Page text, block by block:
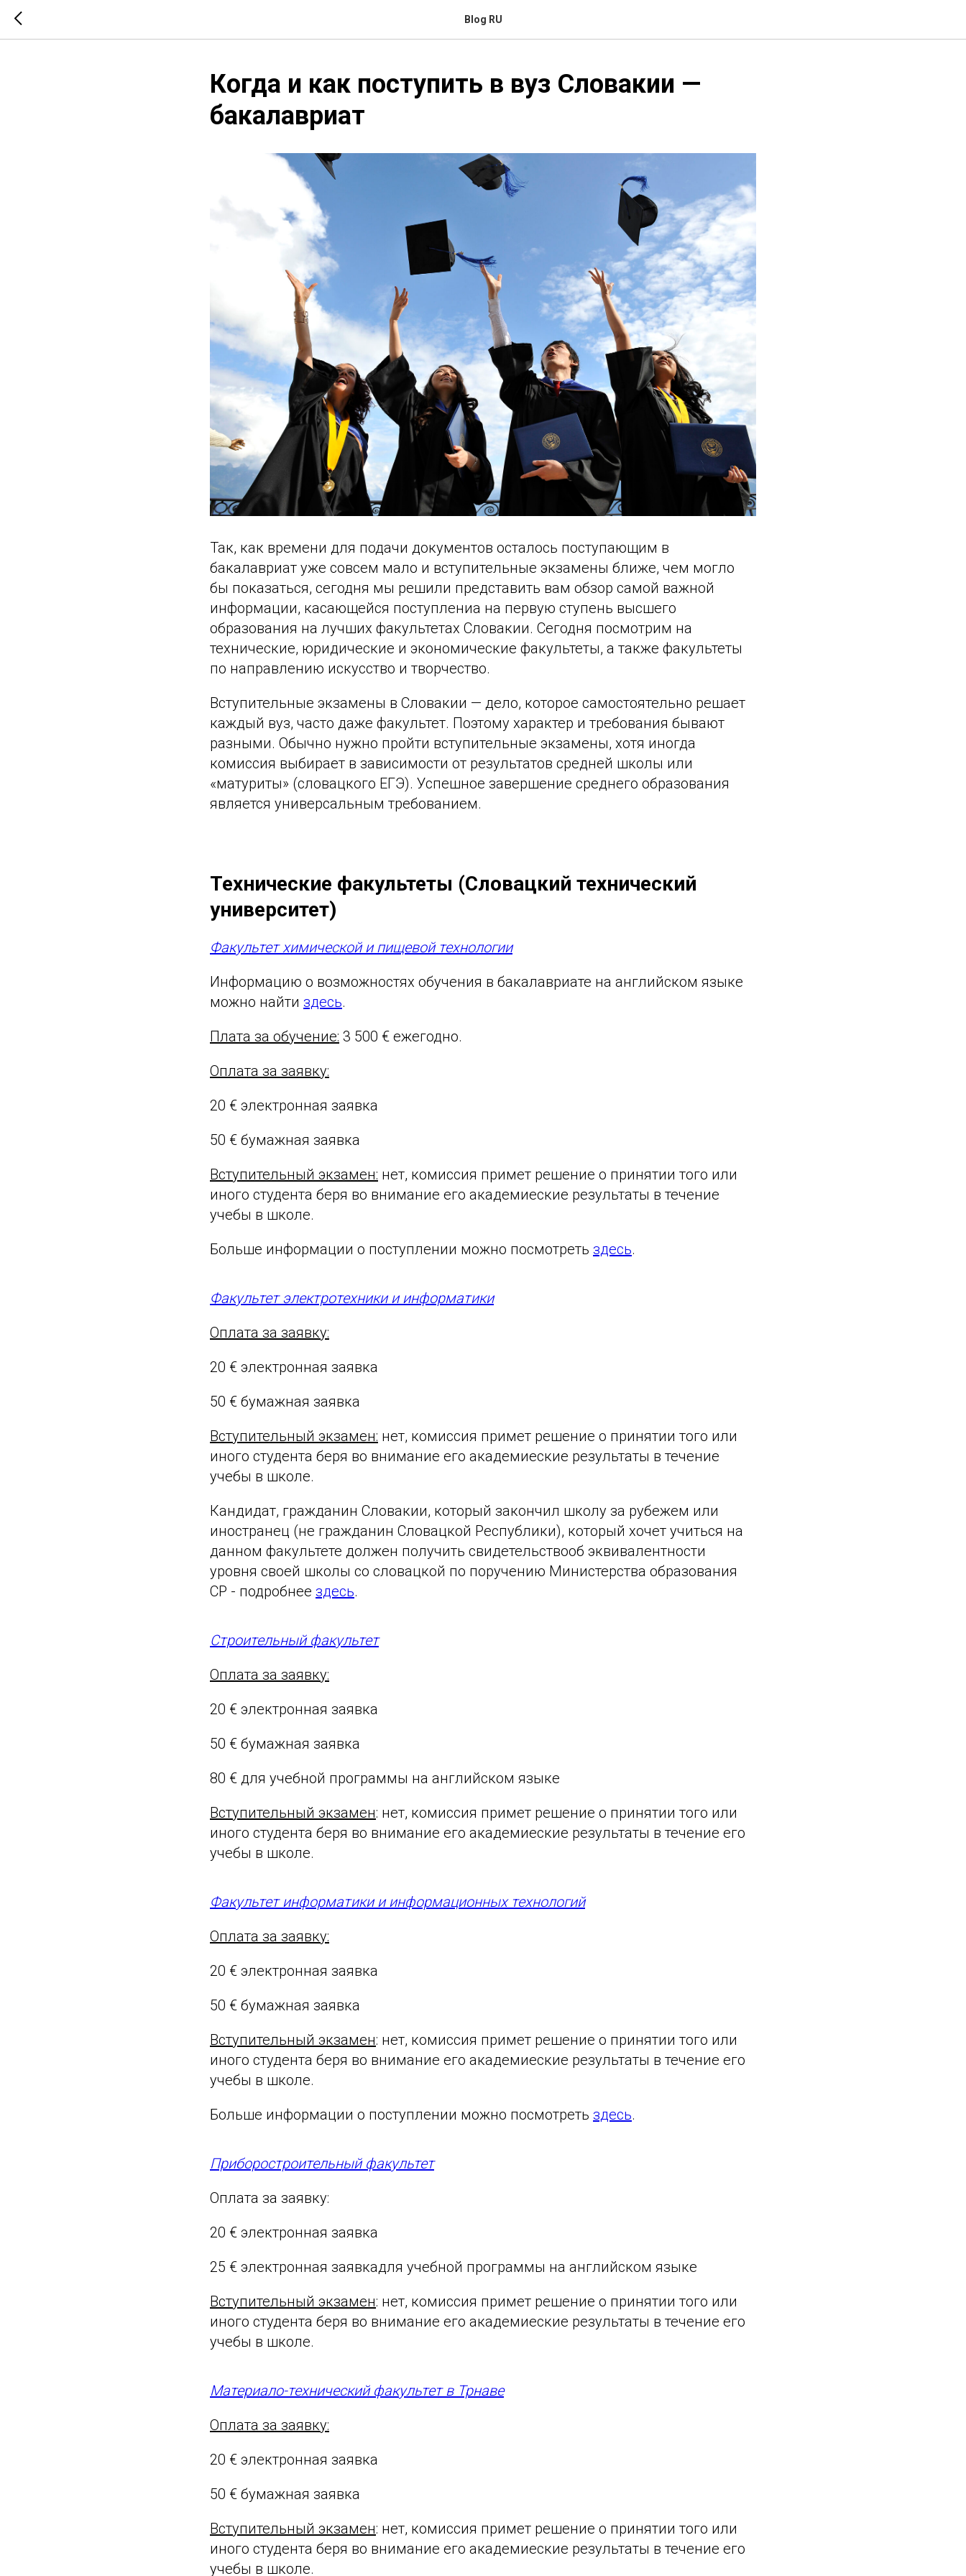
Blog RU
Когда и как поступить в вуз Словакии —
бакалавриат
Так, как времени для подачи документов осталось поступающим в
бакалавриат уже совсем мало и вступительные экзамены ближе, чем могло
бы показаться, сегодня мы решили представить вам обзор самой важной
информации, касающейся поступлениа на первую ступень высшего
образования на лучших факультетах Словакии. Сегодня посмотрим на
технические, юридические и экономические факультеты, а также факультеты
по направлению искусство и творчество.
Вступительные экзамены в Словакии — дело, которое самостоятельно решает
каждый вуз, часто даже факультет. Поэтому характер и требования бывают
разными. Обычно нужно пройти вступительные экзамены, хотя иногда
комиссия выбирает в зависимости от результатов средней школы или
«матуриты» (словацкого ЕГЭ). Успешное завершение среднего образования
является универсальным требованием.
Технические факультеты (Словацкий технический
университет)
Факультет химической и пищевой технологии
Информацию о возможностях обучения в бакалавриате на английском языке
можно найти здесь.
Плата за обучение: 3 500 € ежегодно.
Оплата за заявку:
20 € электронная заявка
50 € бумажная заявка
Вступительный экзамен: нет, комиссия примет решение о принятии того или
иного студента беря во внимание его академиеские результаты в течение
учебы в школе.
Больше информации о поступлении можно посмотреть здесь.
Факультет электротехники и информатики
Оплата за заявку:
20 € электронная заявка
50 € бумажная заявка
Вступительный экзамен: нет, комиссия примет решение о принятии того или
иного студента беря во внимание его академиеские результаты в течение
учебы в школе.
Кандидат, гражданин Словакии, который закончил школу за рубежем или
иностранец (не гражданин Словацкой Республики), который хочет учиться на
данном факультете должен получить свидетельствооб эквивалентности
уровня своей школы со словацкой по поручению Министерства образования
СР - подробнее здесь.
Строительный факультет
Оплата за заявку:
20 € электронная заявка
50 € бумажная заявка
80 € для учебной программы на английском языке
Вступительный экзамен: нет, комиссия примет решение о принятии того или
иного студента беря во внимание его академиеские результаты в течение его
учебы в школе.
Факультет информатики и информационных технологий
Оплата за заявку:
20 € электронная заявка
50 € бумажная заявка
Вступительный экзамен: нет, комиссия примет решение о принятии того или
иного студента беря во внимание его академиеские результаты в течение его
учебы в школе.
Больше информации о поступлении можно посмотреть здесь.
Приборостроительный факультет
Оплата за заявку:
20 € электронная заявка
25 € электронная заявкадля учебной программы на английском языке
Вступительный экзамен: нет, комиссия примет решение о принятии того или
иного студента беря во внимание его академиеские результаты в течение его
учебы в школе.
Материало-технический факультет в Трнаве
Оплата за заявку:
20 € электронная заявка
50 € бумажная заявка
Вступительный экзамен: нет, комиссия примет решение о принятии того или
иного студента беря во внимание его академиеские результаты в течение его
учебы в школе.